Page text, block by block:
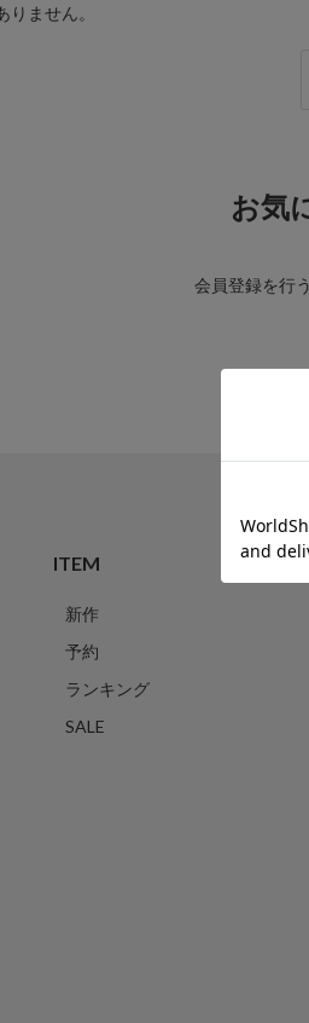
ません。
お気
会員登録を行
ITEM
新作
予約
ランキング
SALE